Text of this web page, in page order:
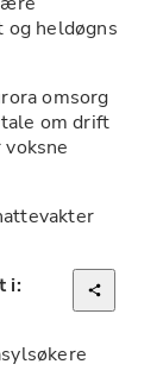
heldøgns
omsorg
om drift
i: